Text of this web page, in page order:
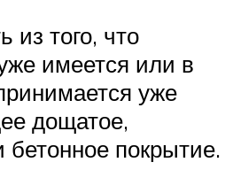
из того, что
имеется или в
уже
дощатое,
покрытие.